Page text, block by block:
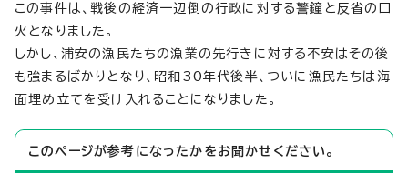
この事件は、戦後の経済一辺倒の行政に対する警鐘と反省の口
火となりました。
しかし、浦安の漁民たちの漁業の先行きに対する不安はその後
も強まるばかりとなり、昭和30年代後半、ついに漁民たちは海
面埋め立てを受け入れることになりました。
このページが参考になったかをお聞かせください。